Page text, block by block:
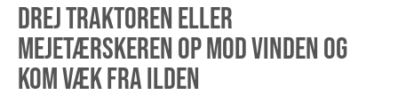
DREJ TRAKTOREN ELLER
MEJETÆRSKEREN OP MOD VINDEN OG
KOM VÆK FRA ILDEN